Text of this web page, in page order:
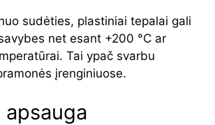
sudėties, plastiniai tepalai gali
net esant +200 °C ar
Tai ypač svarbu
įrenginiuose.
apsauga